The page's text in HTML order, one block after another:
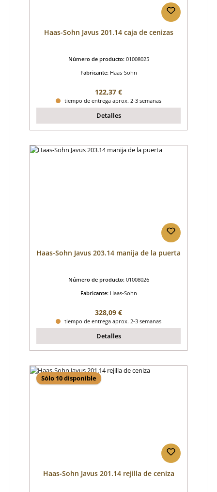
Haas-Sohn Javus 201.14 caja de cenizas
Número de producto: 01008025
Fabricante: Haas-Sohn
Precio normal:
122,37 €
tiempo de entrega aprox. 2-3 semanas
Detalles
Haas-Sohn Javus 203.14 manija de la puerta
Número de producto: 01008026
Fabricante: Haas-Sohn
Precio normal:
328,09 €
tiempo de entrega aprox. 2-3 semanas
Detalles
Sólo 10 disponible
Haas-Sohn Javus 201.14 rejilla de ceniza